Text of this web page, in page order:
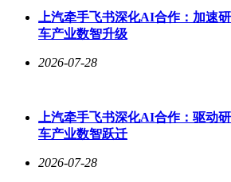
资本市场的热情进一步印证了产业热度
资有限公司合伙人郭登辉分析，国内谐
资金涌入。“今年上半年，我们投资人
年总和，其中3月单月融资事件达50起。
器”向“智能伙伴”演进。核心零部件的突
上汽牵手飞书深化AI合作：加速
车产业数智升级
2026-07-28
上汽牵手飞书深化AI合作：驱动
车产业数智跃迁
2026-07-28